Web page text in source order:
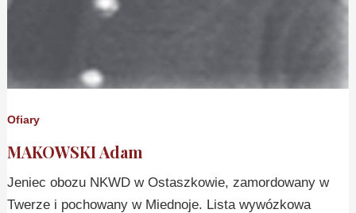
Ofiary
MAKOWSKI Adam
Jeniec obozu NKWD w Ostaszkowie, zamordowany w
Twerze i pochowany w Miednoje. Lista wywózkowa